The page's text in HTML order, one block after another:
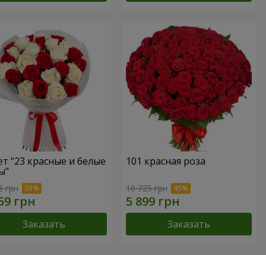
"23 красные и белые
грн
Заказать
101 красная роза
10 725 грн
Заказать